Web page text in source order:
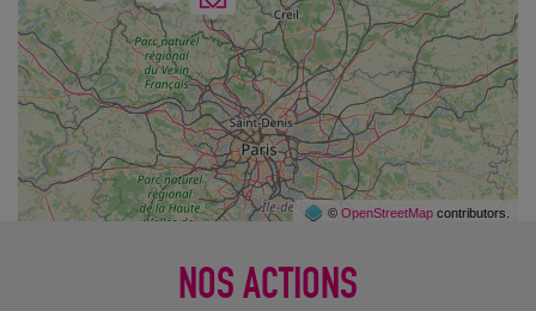
© OpenStreetMapcontributors.
NOS ACTIONS